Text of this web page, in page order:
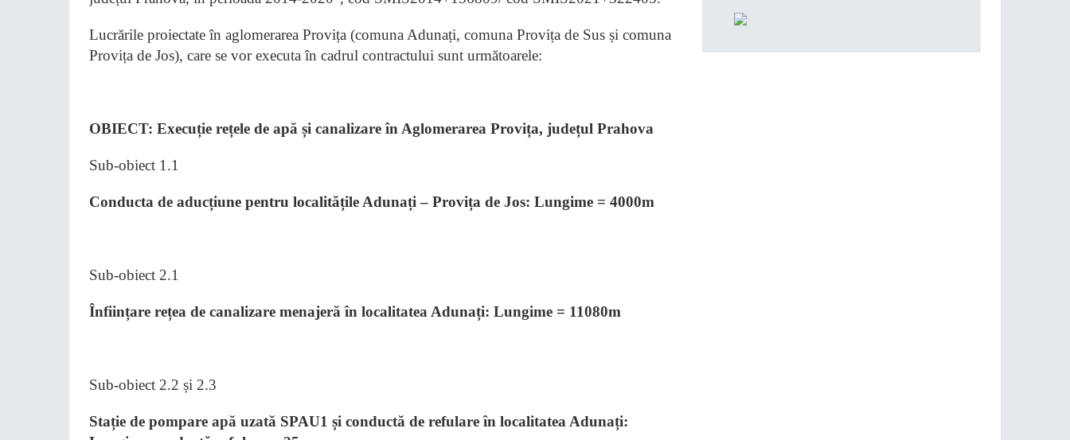
Lucrările proiectate în aglomerarea Provița (comuna Adunați, comuna Provița de Sus și comuna
Provița de Jos), care se vor executa în cadrul contractului sunt următoarele:
OBIECT: Execuție rețele de apă și canalizare în Aglomerarea Provița, județul Prahova
Sub-obiect 1.1
Conducta de aducțiune pentru localitățile Adunați – Provița de Jos: Lungime = 4000m
Sub-obiect 2.1
Înființare rețea de canalizare menajeră în localitatea Adunați: Lungime = 11080m
Sub-obiect 2.2 și 2.3
Stație de pompare apă uzată SPAU1 și conductă de refulare în localitatea Adunați: